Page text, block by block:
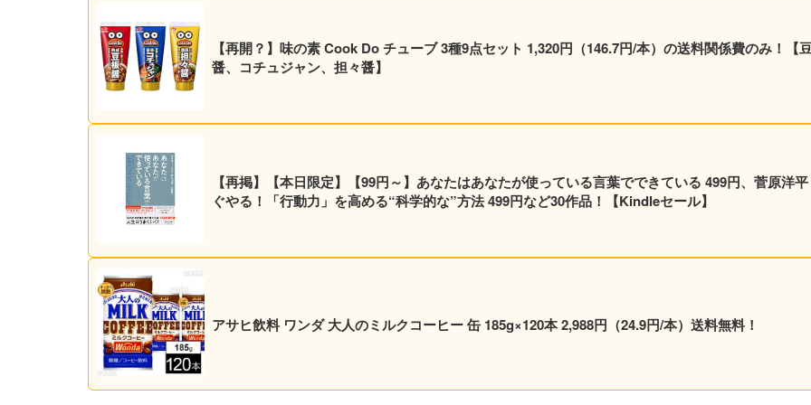
【再開？】味の素 Cook Do チューブ 3種9点セット 1,320円（146.7円/本）の送料関係費のみ！【
醤、コチュジャン、担々醤】
【再掲】【本日限定】【99円～】あなたはあなたが使っている言葉でできている 499円、菅原洋
ぐやる！「行動力」を高める“科学的な”方法 499円など30作品！【Kindleセール】
アサヒ飲料 ワンダ 大人のミルクコーヒー 缶 185g×120本 2,988円（24.9円/本）送料無料！